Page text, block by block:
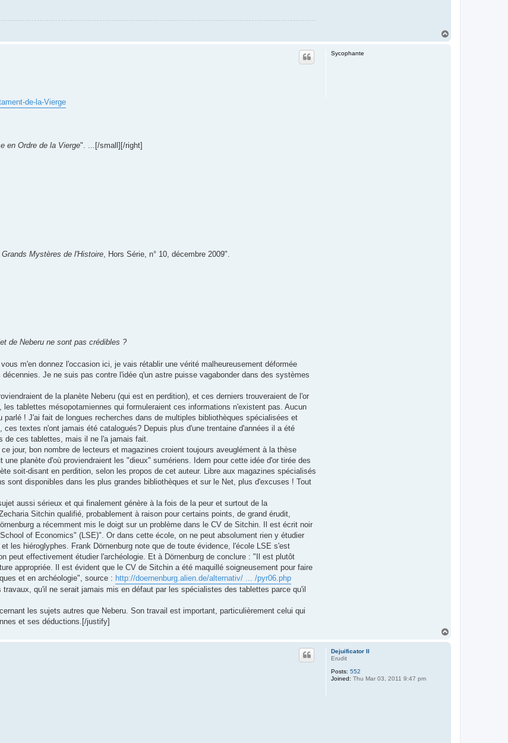
Sycophante
de-la-Vierge
en Ordre de la Vierge". ...[/small][/right]
Mystères de l'Histoire, Hors Série, n° 10, décembre 2009".
de Neberu ne sont pas crédibles ?
m'en donnez l'occasion ici, je vais rétablir une vérité malheureusement déformée
Je ne suis pas contre l'idée q'un astre puisse vagabonder dans des systèmes
de la planète Neberu (qui est en perdition), et ces derniers trouveraient de l'or
tablettes mésopotamiennes qui formuleraient ces informations n'existent pas. Aucun
! J'ai fait de longues recherches dans de multiples bibliothèques spécialisées et
textes n'ont jamais été catalogués? Depuis plus d'une trentaine d'années il a été
de ces tablettes, mais il ne l'a jamais fait.
jour, bon nombre de lecteurs et magazines croient toujours aveuglément à la thèse
planète d'où proviendraient les "dieux" sumériens. Idem pour cette idée d'or tirée des
soit-disant en perdition, selon les propos de cet auteur. Libre aux magazines spécialisés
sont disponibles dans les plus grandes bibliothèques et sur le Net, plus d'excuses ! Tout
aussi sérieux et qui finalement génère à la fois de la peur et surtout de la
Sitchin qualifié, probablement à raison pour certains points, de grand érudit,
a récemment mis le doigt sur un problème dans le CV de Sitchin. Il est écrit noir
of Economics" (LSE)". Or dans cette école, on ne peut absolument rien y étudier
les hiéroglyphes. Frank Dörnenburg note que de toute évidence, l'école LSE s'est
peut effectivement étudier l'archéologie. Et à Dörnenburg de conclure : "Il est plutôt
appropriée. Il est évident que le CV de Sitchin a été maquillé soigneusement pour faire
et en archéologie", source : http://doernenburg.alien.de/alternativ/ ... /pyr06.php
qu'il ne serait jamais mis en défaut par les spécialistes des tablettes parce qu'il
les sujets autres que Neberu. Son travail est important, particulièrement celui qui
et ses déductions.[/justify]
Dejuificator II
Erudit
Posts: 552
Joined: Thu Mar 03, 2011 9:47 pm